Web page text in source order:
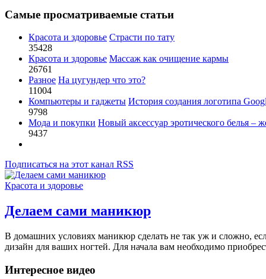
Самые просматриваемые статьи
Красота и здоровье Страсти по тату
35428
Красота и здоровье Массаж как очищение кармы
26761
Разное На цугундер что это?
11004
Компьютеры и гаджеты История создания логотипа
9798
Мода и покупки Новый аксессуар эротического белья –
9437
Подписаться на этот канал RSS
Красота и здоровье
Делаем сами маникюр
В домашних условиях маникюр сделать не так уж и сложно,
дизайн для ваших ногтей. Для начала вам необходимо
Интересное видео